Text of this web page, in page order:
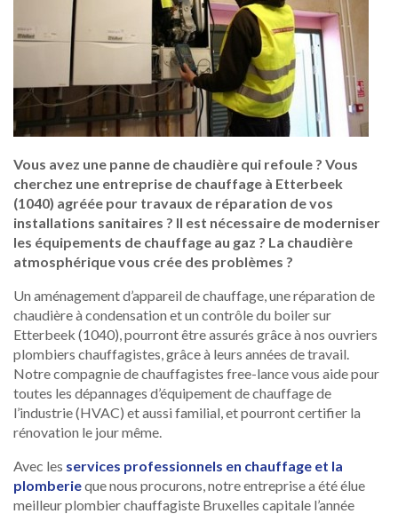
Vous avez une panne de chaudière qui refoule ? Vous
cherchez une entreprise de chauffage à Etterbeek
(1040) agréée pour travaux de réparation de vos
installations sanitaires ? Il est nécessaire de moderniser
les équipements de chauffage au gaz ? La chaudière
atmosphérique vous crée des problèmes ?
Un aménagement d’appareil de chauffage, une réparation de
chaudière à condensation et un contrôle du boiler sur
Etterbeek (1040), pourront être assurés grâce à nos ouvriers
plombiers chauffagistes, grâce à leurs années de travail.
Notre compagnie de chauffagistes free-lance vous aide pour
toutes les dépannages d’équipement de chauffage de
l’industrie (HVAC) et aussi familial, et pourront certifier la
rénovation le jour même.
Avec les services professionnels en chauffage et la
plomberieque nous procurons, notre entreprise a été élue
meilleur plombier chauffagiste Bruxelles capitale l’année